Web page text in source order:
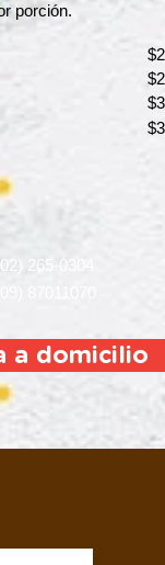
porción.
(02) 265-0304
a domicilio